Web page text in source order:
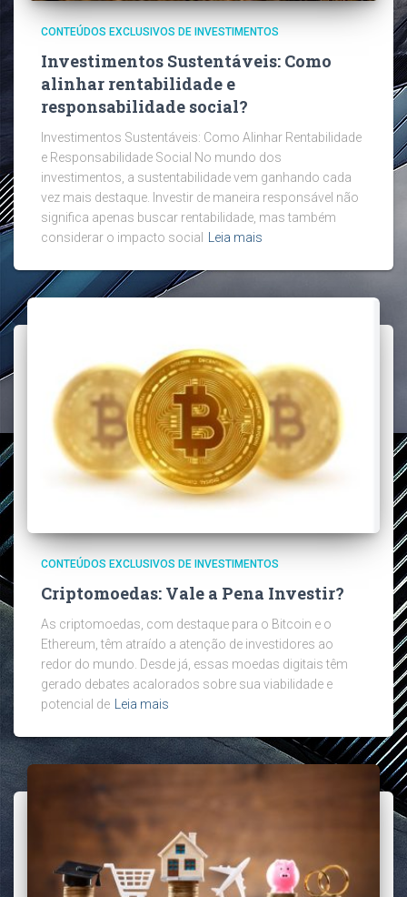
CONTEÚDOS EXCLUSIVOS DE INVESTIMENTOS
Investimentos Sustentáveis: Como
alinhar rentabilidade e
responsabilidade social?
Investimentos Sustentáveis: Como Alinhar Rentabilidade
e Responsabilidade Social No mundo dos
investimentos, a sustentabilidade vem ganhando cada
vez mais destaque. Investir de maneira responsável não
significa apenas buscar rentabilidade, mas também
considerar o impacto social
Leia mais
CONTEÚDOS EXCLUSIVOS DE INVESTIMENTOS
Criptomoedas: Vale a Pena Investir?
As criptomoedas, com destaque para o Bitcoin e o
Ethereum, têm atraído a atenção de investidores ao
redor do mundo. Desde já, essas moedas digitais têm
gerado debates acalorados sobre sua viabilidade e
potencial de
Leia mais